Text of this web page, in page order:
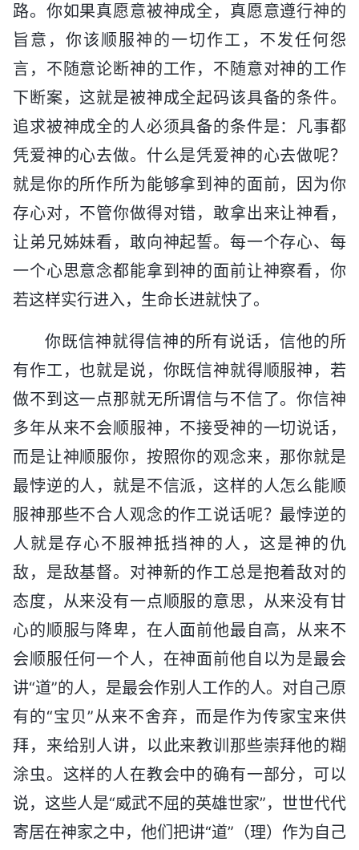
路。你如果真愿意被神成全，真愿意遵行神的
旨意，你该顺服神的一切作工，不发任何怨
言，不随意论断神的工作，不随意对神的工作
下断案，这就是被神成全起码该具备的条件。
追求被神成全的人必须具备的条件是：凡事都
凭爱神的心去做。什么是凭爱神的心去做呢？
就是你的所作所为能够拿到神的面前，因为你
存心对，不管你做得对错，敢拿出来让神看，
让弟兄姊妹看，敢向神起誓。每一个存心、每
一个心思意念都能拿到神的面前让神察看，你
若这样实行进入，生命长进就快了。
你既信神就得信神的所有说话，信他的所
有作工，也就是说，你既信神就得顺服神，若
做不到这一点那就无所谓信与不信了。你信神
多年从来不会顺服神，不接受神的一切说话，
而是让神顺服你，按照你的观念来，那你就是
最悖逆的人，就是不信派，这样的人怎么能顺
服神那些不合人观念的作工说话呢？最悖逆的
人就是存心不服神抵挡神的人，这是神的仇
敌，是敌基督。对神新的作工总是抱着敌对的
态度，从来没有一点顺服的意思，从来没有甘
心的顺服与降卑，在人面前他最自高，从来不
会顺服任何一个人，在神面前他自以为是最会
讲“道”的人，是最会作别人工作的人。对自己原
有的“宝贝”从来不舍弃，而是作为传家宝来供
拜，来给别人讲，以此来教训那些崇拜他的糊
涂虫。这样的人在教会中的确有一部分，可以
说，这些人是“威武不屈的英雄世家”，世世代代
寄居在神家之中，他们把讲“道”（理）作为自己